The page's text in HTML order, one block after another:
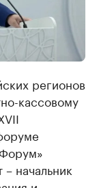
регионов
кассовому
начальник